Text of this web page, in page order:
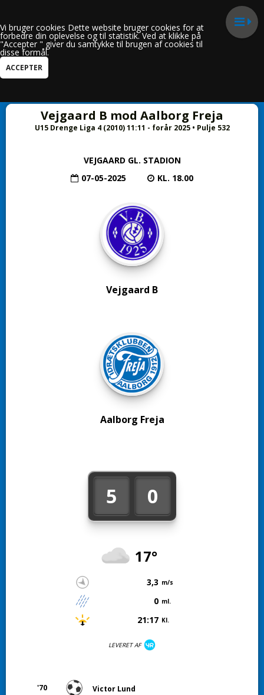
Vejgaard B mod Aalborg Freja
U15 Drenge Liga 4 (2010) 11:11 - forår 2025 • Pulje 532
VEJGAARD GL. STADION
07-05-2025
KL. 18.00
Vejgaard B
5 0
17°
3,3 m/s
0 ml.
21:17 Kl.
LEVERET AF
Aalborg Freja
'70 Victor Lund
Vi bruger cookies Dette website bruger cookies for at
forbedre din oplevelse og til statistik. Ved at klikke på
"Accepter " giver du samtykke til brugen af cookies til
disse formål.